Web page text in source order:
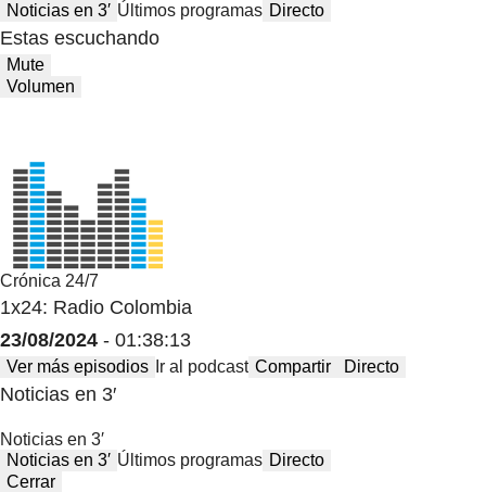
Noticias en 3′ Últimos programas Directo
Estas escuchando
Mute
Volumen
Crónica 24/7
1x24: Radio Colombia
23/08/2024 - 01:38:13
Ver más episodios Ir al podcast Compartir Directo
Noticias en 3′
Noticias en 3′
Noticias en 3′ Últimos programas Directo
Cerrar